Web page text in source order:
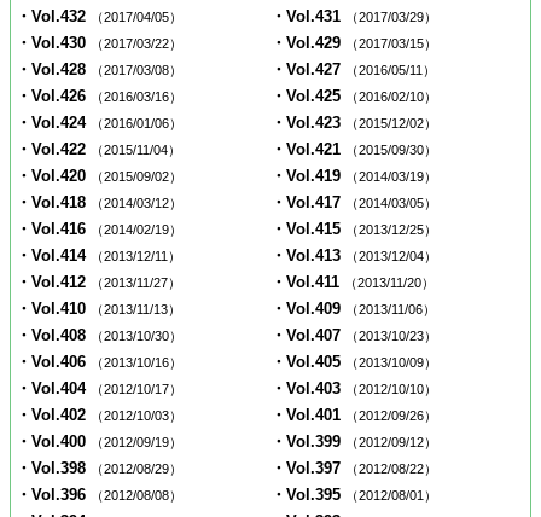
・Vol.432 （2017/04/05） ・Vol.431 （2017/03/29）
・Vol.430 （2017/03/22） ・Vol.429 （2017/03/15）
・Vol.428 （2017/03/08） ・Vol.427 （2016/05/11）
・Vol.426 （2016/03/16） ・Vol.425 （2016/02/10）
・Vol.424 （2016/01/06） ・Vol.423 （2015/12/02）
・Vol.422 （2015/11/04） ・Vol.421 （2015/09/30）
・Vol.420 （2015/09/02） ・Vol.419 （2014/03/19）
・Vol.418 （2014/03/12） ・Vol.417 （2014/03/05）
・Vol.416 （2014/02/19） ・Vol.415 （2013/12/25）
・Vol.414 （2013/12/11） ・Vol.413 （2013/12/04）
・Vol.412 （2013/11/27） ・Vol.411 （2013/11/20）
・Vol.410 （2013/11/13） ・Vol.409 （2013/11/06）
・Vol.408 （2013/10/30） ・Vol.407 （2013/10/23）
・Vol.406 （2013/10/16） ・Vol.405 （2013/10/09）
・Vol.404 （2012/10/17） ・Vol.403 （2012/10/10）
・Vol.402 （2012/10/03） ・Vol.401 （2012/09/26）
・Vol.400 （2012/09/19） ・Vol.399 （2012/09/12）
・Vol.398 （2012/08/29） ・Vol.397 （2012/08/22）
・Vol.396 （2012/08/08） ・Vol.395 （2012/08/01）